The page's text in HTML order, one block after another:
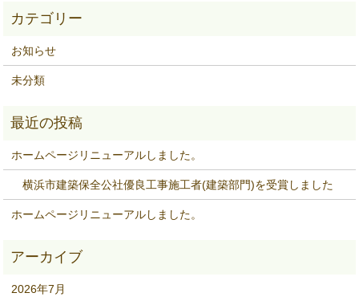
お知らせ
未分類
ホームページリニューアルしました。
横浜市建築保全公社優良工事施工者(建築部門)を受賞しました
ホームページリニューアルしました。
2026年7月